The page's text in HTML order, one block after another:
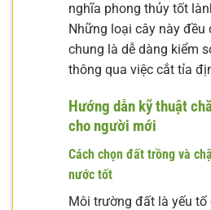
nghĩa phong thủy tốt
Những loại cây này đều
chung là dễ dàng kiểm
thông qua việc cắt tỉa
Hướng dẫn kỹ thuật
cho người mới
Cách chọn đất trồng và
nước tốt
Môi trường đất là yếu tố